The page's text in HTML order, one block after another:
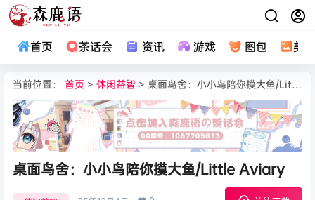
首页 茶话会 资讯 游戏 图包 美
当前位置： 首页 > 休闲益智 > 桌面鸟舍：小小鸟陪你摸大鱼/Little Aviary
桌面鸟舍：小小鸟陪你摸大鱼/Little Aviary